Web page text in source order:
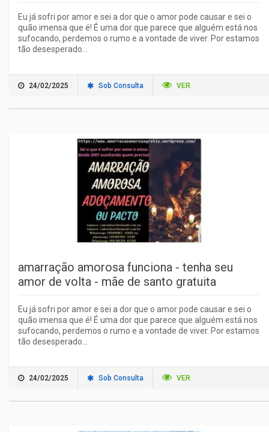
Eu já sofri por amor e sei a dor que o amor pode causar e sei o
quão imensa que é! É uma dor que parece que alguém está nos
sufocando, perdemos o rumo e a vontade de viver. Por estamos
tão desesperado...
24/02/2025 Sob Consulta VER
amarração amorosa funciona - tenha seu
amor de volta - mãe de santo gratuita
Eu já sofri por amor e sei a dor que o amor pode causar e sei o
quão imensa que é! É uma dor que parece que alguém está nos
sufocando, perdemos o rumo e a vontade de viver. Por estamos
tão desesperado...
24/02/2025 Sob Consulta VER